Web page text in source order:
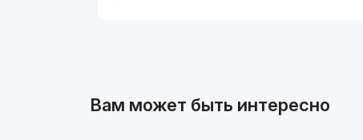
Вам может быть интересно